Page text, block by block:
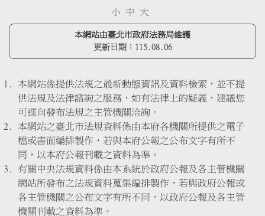
小 中 大
本網站由臺北市政府法務局維護
更新日期： 115.08.06
本網站係提供法規之最新動態資訊及資料檢索，並不提
供法規及法律諮詢之服務，如有法律上的疑義，建議您
可逕向發布法規之主管機關洽詢。
本網站之臺北市法規資料係由本府各機關所提供之電子
檔或書面編排製作，若與本府公報之公布文字有所不
同，以本府公報刊載之資料為準。
有關中央法規資料係由本系統於政府公報及各主管機關
網站所發布之法規資料蒐集編排製作，若與政府公報或
各主管機關之公布文字有所不同，以政府公報及各主管
機關刊載之資料為準。